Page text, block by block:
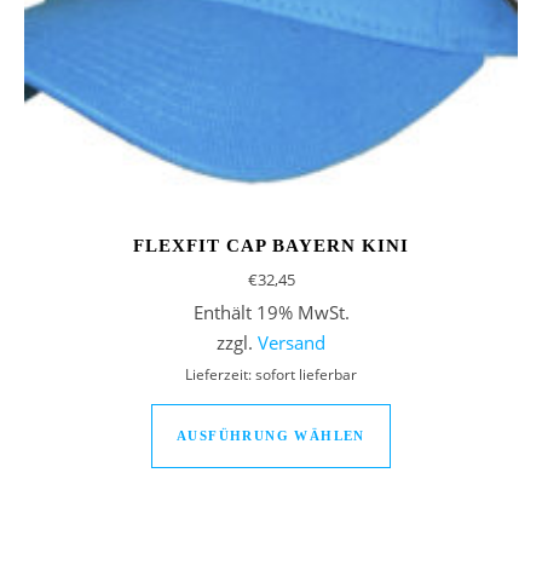
FLEXFIT CAP BAYERN KINI
€32,45
Enthält 19% MwSt.
zzgl. Versand
Lieferzeit: sofort lieferbar
AUSFÜHRUNG WÄHLEN
Dieses Produkt